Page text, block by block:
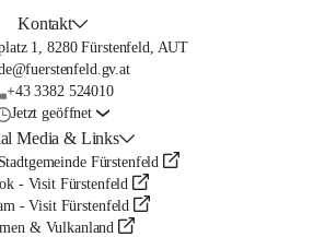
Kontakt
1, 8280 Fürstenfeld, AUT
+43 3382 524010
Jetzt geöffnet
Media & Links
Fürstenfeld
- Visit Fürstenfeld
- Visit Fürstenfeld
& Vulkanland